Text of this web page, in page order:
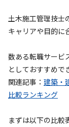
土木施工管理技士
キャリアや目的に
数ある転職サービ
としておすすめで
関連記事： 建築・
比較ランキング
まずは以下の比較